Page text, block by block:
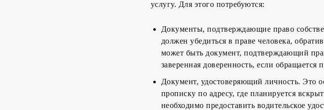
услугу. Для этого потребуются:
Документы, подтверждающие право
должен убедиться в праве человека,
может быть документ, подтверждающий
заверенная доверенность, если обращается
Документ, удостоверяющий личность. Это
прописку по адресу, где планируется
необходимо предоставить водительское